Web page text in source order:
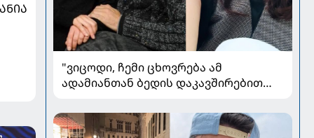
"ვიცოდი, ჩემი ცხოვრება ამ
ადამიანთან ბედის დაკავშირებით
ჟვანია დატო ევგენიძესთან
ქორწინებასა და ოჯახზე